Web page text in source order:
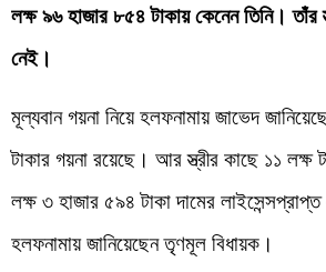
লক্ষ ৯৬ হাজার ৮৫৪ টাকায় কেনেন তিনি। তাঁর
নেই।
মূল্যবান গয়না নিয়ে হলফনামায় জাভেদ
টাকার গয়না রয়েছে। আর স্ত্রীর কাছে ১১ লক্ষ
লক্ষ ৩ হাজার ৫৯৪ টাকা দামের
হলফনামায় জানিয়েছেন তৃণমূল বিধায়ক।